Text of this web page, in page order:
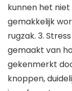
kunnen het
gemakkelijk
rugzak. 3.
gemaakt van
gekenmerkt
knoppen,